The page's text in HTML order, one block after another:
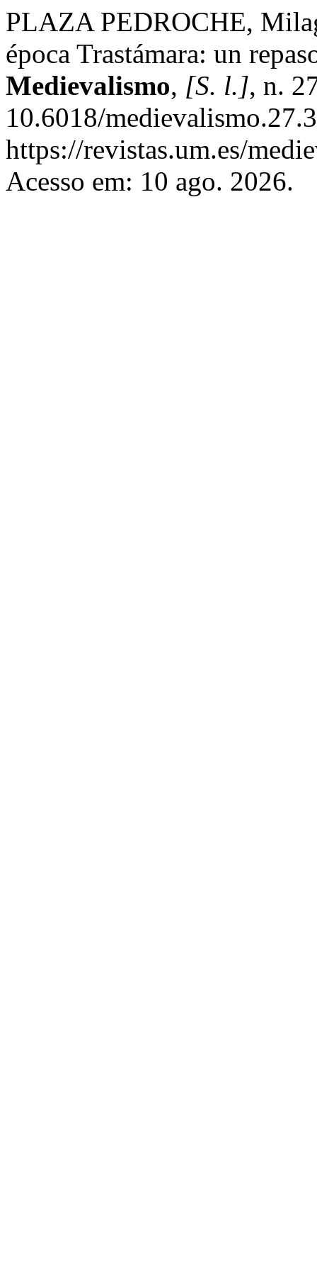
PLAZA PEDROCHE,
época Trastámara: un
Medievalismo, [S. l.], n.
10.6018/
https://revistas.um.es/
Acesso em: 10 ago. 2026.